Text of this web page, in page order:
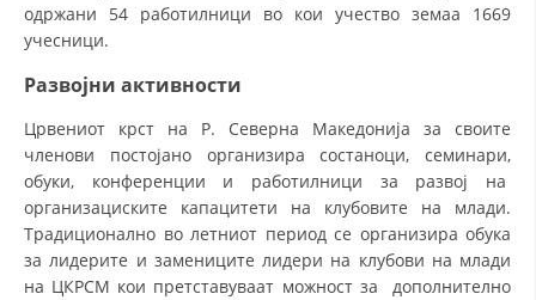
КАКО ДА ДОНИРАТЕ
СПАСИТЕЛНА СТАНИЦА ВОДНО
ПРОЕКТИ – ПОДГОТВЕНОСТ И ДЕЈСТВУВАЊЕ ПРИ КАТАСТРОФИ
ОДНОСИ СО ЈАВНОСТ
ИСТРАЖУВАЊЕ НА ЈАВНО МИСЛЕЊЕ
одржани 54 работилници во кои учество земаа 1669
учесници.
Развојни активности
Црвениот крст на Р. Северна Македонија за своите
членови постојано организира состаноци, семинари,
обуки, конференции и работилници за развој на
организациските капацитети на клубовите на млади.
Традиционално во летниот период се организира обука
за лидерите и замениците лидери на клубови на млади
на ЦКРСМ кои претставуваат можност за дополнително